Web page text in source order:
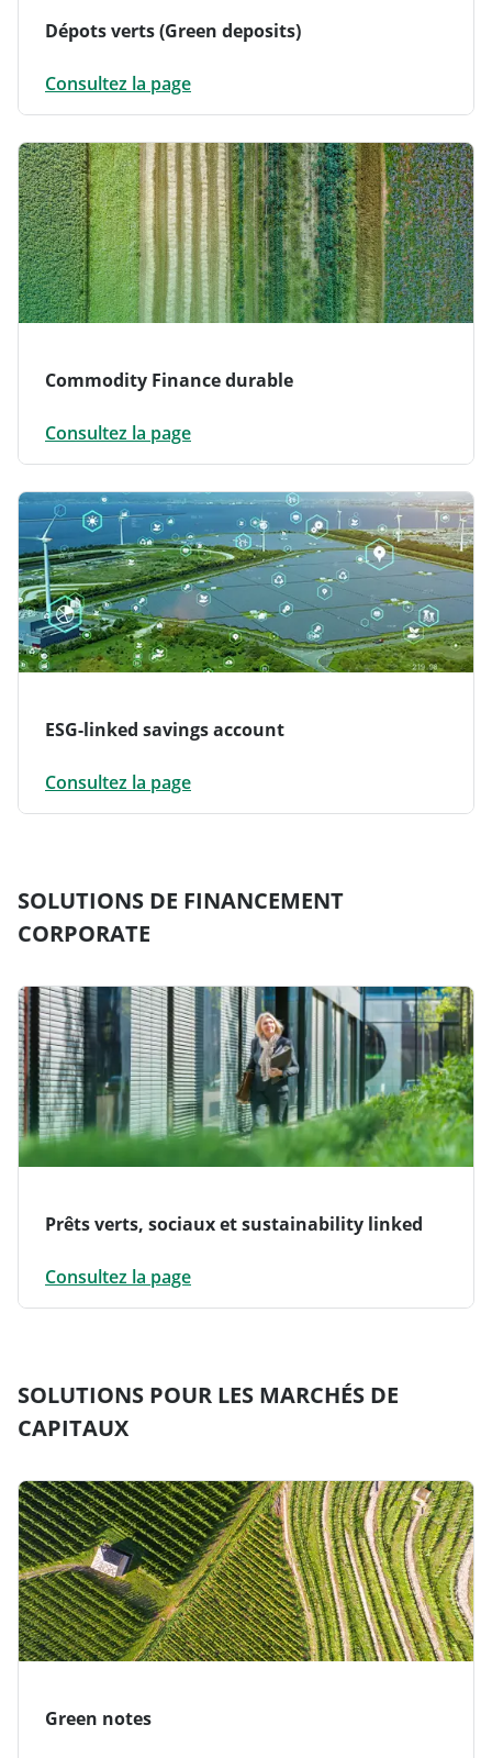
Dépots verts (Green deposits)
Consultez la page
Commodity Finance durable
Consultez la page
ESG-linked savings account
Consultez la page
SOLUTIONS DE FINANCEMENT
CORPORATE
Prêts verts, sociaux et sustainability linked
Consultez la page
SOLUTIONS POUR LES MARCHÉS DE
CAPITAUX
Green notes